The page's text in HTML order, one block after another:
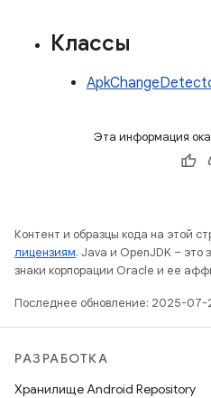
Классы
Эта информация
Контент и образцы кода на этой
лицензиям. Java и OpenJDK – это
знаки корпорации Oracle и ее
Последнее обновление: 2025-07-
РАЗРАБОТКА
Хранилище Android Repository